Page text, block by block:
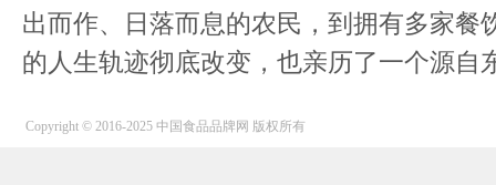
出而作、日落而息的农民，到拥有多家餐
的人生轨迹彻底改变，也亲历了一个源自
Copyright © 2016-2025 中国食品品牌网 版权所有